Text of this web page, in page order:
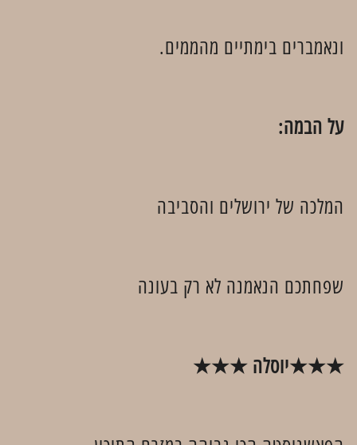
ונאמברים בימתיים מהממים.
על הבמה:
המלכה של ירושלים והסביבה
שפחתכם הנאמנה לא רק בעונה
★★★יוסלה ★★★